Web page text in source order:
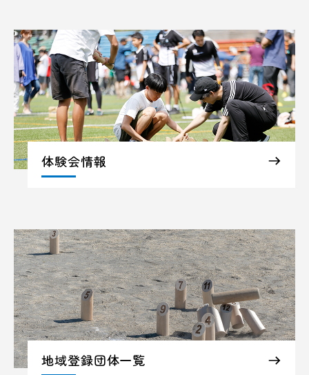
体験会情報
地域登録団体一覧